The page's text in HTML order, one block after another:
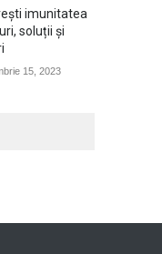
imunitatea
soluții și
15, 2023
un copil